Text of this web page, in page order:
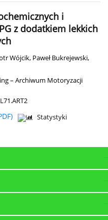
i
z dodatkiem lekkich
Wójcik, Paweł Bukrejewski,
– Archiwum Motoryzacji
Statystyki